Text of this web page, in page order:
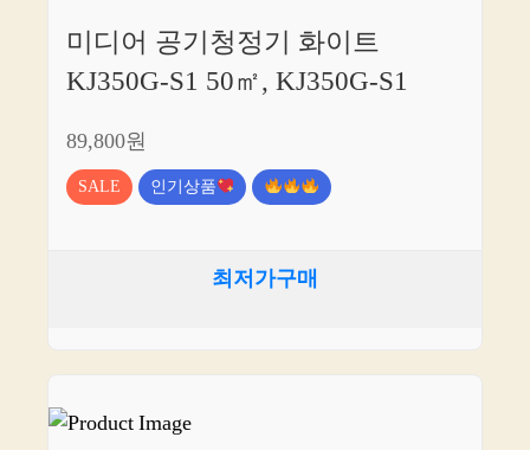
미디어 공기청정기 화이트
KJ350G-S1 50㎡, KJ350G-S1
89,800원
SALE 인기상품
최저가구매